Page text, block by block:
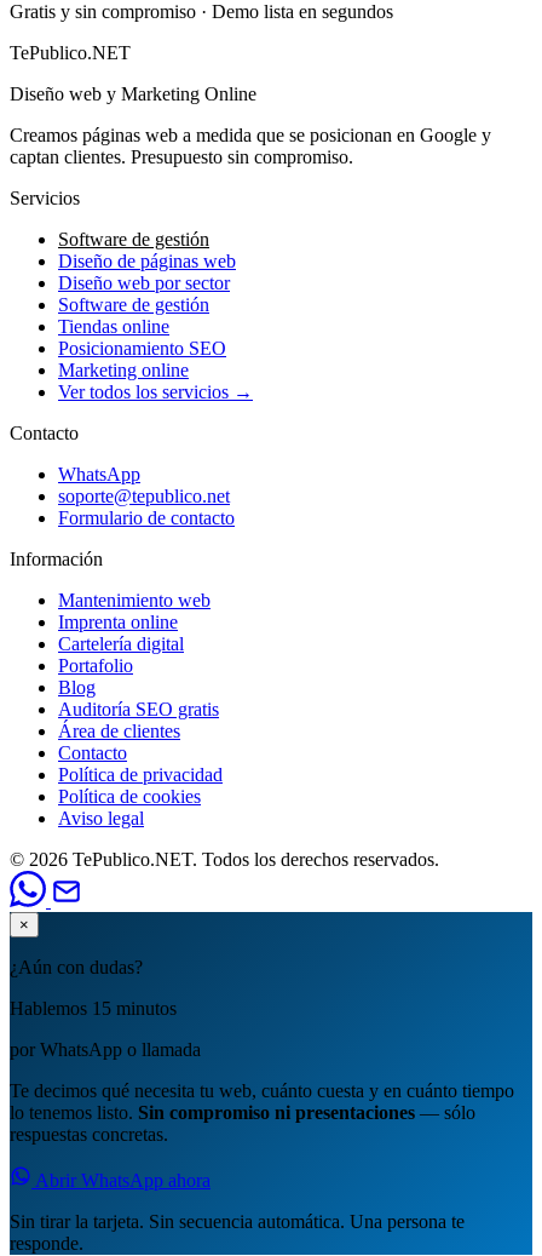
Gratis y sin compromiso · Demo lista en segundos
TePublico.NET
Diseño web y Marketing Online
Creamos páginas web a medida que se posicionan en Google y
captan clientes. Presupuesto sin compromiso.
Servicios
Software de gestión
Diseño de páginas web
Diseño web por sector
Software de gestión
Tiendas online
Posicionamiento SEO
Marketing online
Ver todos los servicios →
Contacto
WhatsApp
soporte@tepublico.net
Formulario de contacto
Información
Mantenimiento web
Imprenta online
Cartelería digital
Portafolio
Blog
Auditoría SEO gratis
Área de clientes
Contacto
Política de privacidad
Política de cookies
Aviso legal
© 2026 TePublico.NET. Todos los derechos reservados.
×
¿Aún con dudas?
Hablemos 15 minutos
por WhatsApp o llamada
Te decimos qué necesita tu web, cuánto cuesta y en cuánto tiempo
lo tenemos listo. Sin compromiso ni presentaciones — sólo
respuestas concretas.
Abrir WhatsApp ahora
Sin tirar la tarjeta. Sin secuencia automática. Una persona te
responde.